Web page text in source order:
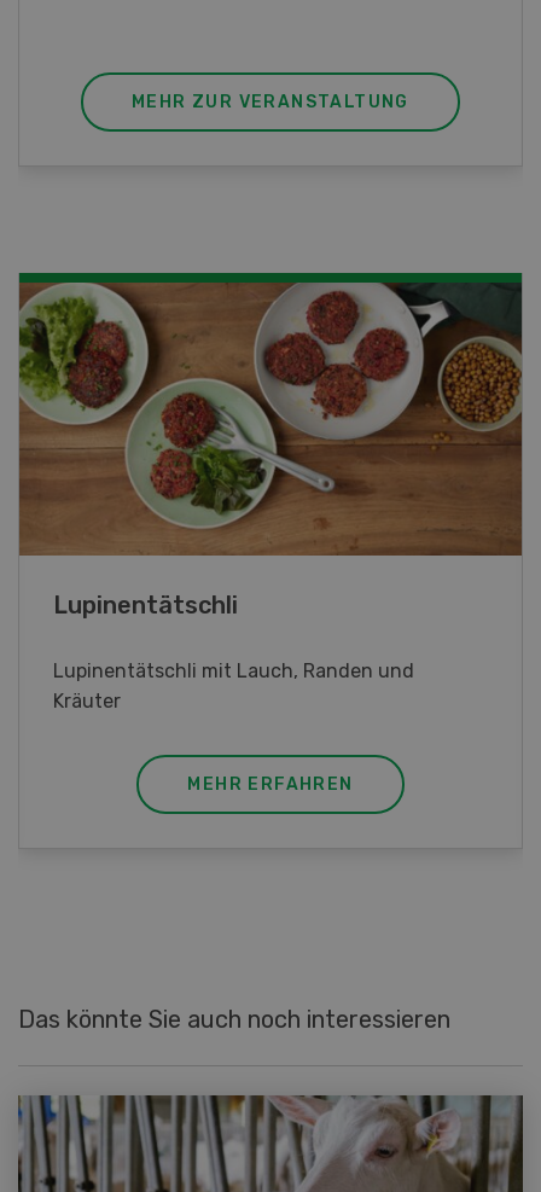
MEHR ZUR VERANSTALTUNG
Frühlingsrollen
Frühlingsrollen mit Poulet
MEHR ERFAHREN
Das könnte Sie auch noch interessieren